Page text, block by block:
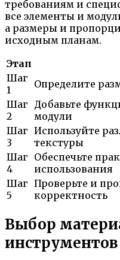
требованиям и
все элементы и
а размеры и
исходным планам.
Этап
Шаг
1
Определите
Шаг
2
Добавьте
модули
Шаг
3
Используйте
текстуры
Шаг
4
Обеспечьте
использования
Шаг
5
Проверьте и
корректность
Выбор
инструментов